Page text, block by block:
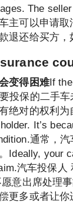
The
主可以申请
退还给买方
变得困难If
投保的二手
绝对的权利
It’s
通常，
Ideally, your
汽车投保
意出席处理
更多或者让